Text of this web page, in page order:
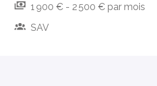
1 900 € - 2 500 € par mois
SAV